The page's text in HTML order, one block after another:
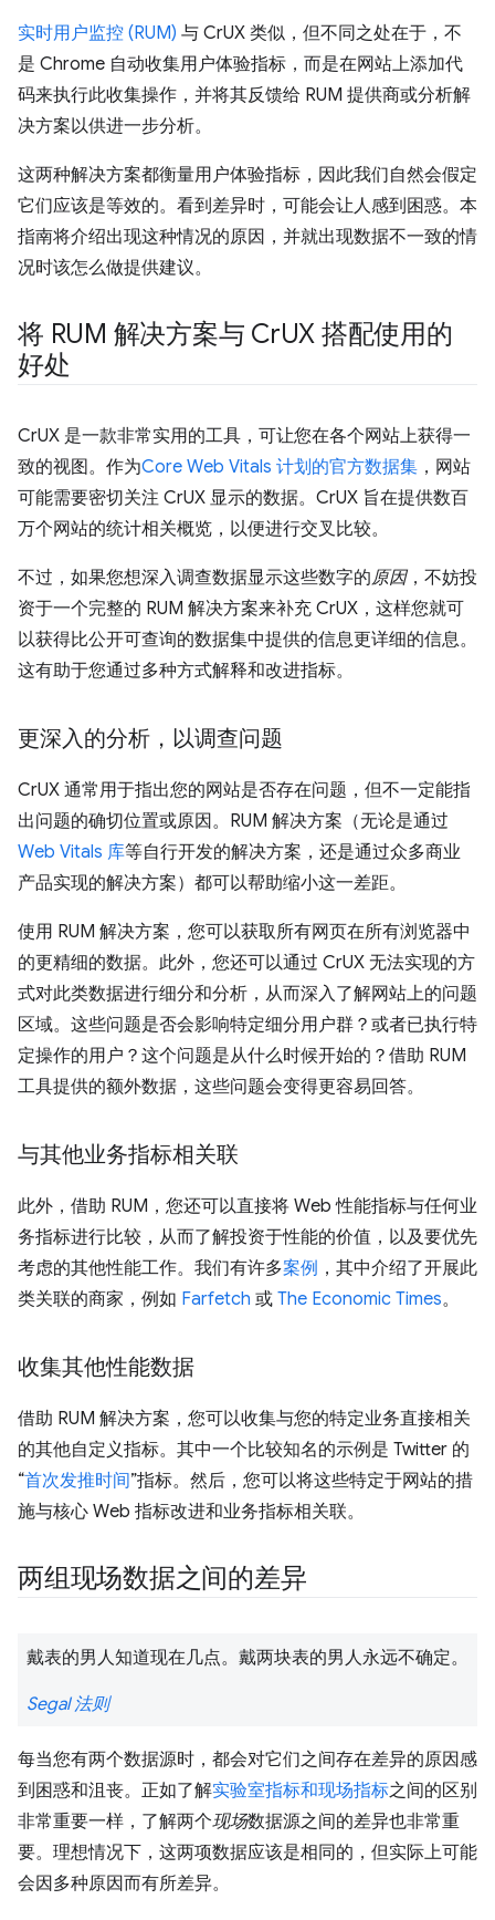
实时用户监控 (RUM) 与 CrUX 类似，但不同之处在于，不
是 Chrome 自动收集用户体验指标，而是在网站上添加代
码来执行此收集操作，并将其反馈给 RUM 提供商或分析解
决方案以供进一步分析。
这两种解决方案都衡量用户体验指标，因此我们自然会假定
它们应该是等效的。看到差异时，可能会让人感到困惑。本
指南将介绍出现这种情况的原因，并就出现数据不一致的情
况时该怎么做提供建议。
将 RUM 解决方案与 CrUX 搭配使用的
好处
CrUX 是一款非常实用的工具，可让您在各个网站上获得一
致的视图。作为Core Web Vitals 计划的官方数据集 ，网站
可能需要密切关注 CrUX 显示的数据。CrUX 旨在提供数百
万个网站的统计相关概览，以便进行交叉比较。
不过，如果您想深入调查数据显示这些数字的原因，不妨投
资于一个完整的 RUM 解决方案来补充 CrUX，这样您就可
以获得比公开可查询的数据集中提供的信息更详细的信息。
这有助于您通过多种方式解释和改进指标。
更深入的分析，以调查问题
CrUX 通常用于指出您的网站是否存在问题，但不一定能指
出问题的确切位置或原因。RUM 解决方案（无论是通过
Web Vitals 库等自行开发的解决方案，还是通过众多商业
产品实现的解决方案）都可以帮助缩小这一差距。
使用 RUM 解决方案，您可以获取所有网页在所有浏览器中
的更精细的数据。此外，您还可以通过 CrUX 无法实现的方
式对此类数据进行细分和分析，从而深入了解网站上的问题
区域。这些问题是否会影响特定细分用户群？或者已执行特
定操作的用户？这个问题是从什么时候开始的？借助 RUM
工具提供的额外数据，这些问题会变得更容易回答。
与其他业务指标相关联
此外，借助 RUM，您还可以直接将 Web 性能指标与任何业
务指标进行比较，从而了解投资于性能的价值，以及要优先
考虑的其他性能工作。我们有许多案例 ，其中介绍了开展此
类关联的商家，例如 Farfetch 或 The Economic Times。
收集其他性能数据
借助 RUM 解决方案，您可以收集与您的特定业务直接相关
的其他自定义指标。其中一个比较知名的示例是 Twitter 的
“首次发推时间”指标。然后，您可以将这些特定于网站的措
施与核心 Web 指标改进和业务指标相关联。
两组现场数据之间的差异
戴表的男人知道现在几点。戴两块表的男人永远不确定。
Segal 法则
每当您有两个数据源时，都会对它们之间存在差异的原因感
到困惑和沮丧。正如了解实验室指标和现场指标之间的区别
非常重要一样，了解两个现场数据源之间的差异也非常重
要。理想情况下，这两项数据应该是相同的，但实际上可能
会因多种原因而有所差异。